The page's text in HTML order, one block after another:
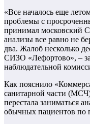
«Все началось еще
проблемы с
принимал московский
анализы все равно не
два. Жалоб несколько
СИЗО «Лефортово», –
наблюдательной
Как пояснило
санитарной части
перестала заниматься
обычных пациентов по